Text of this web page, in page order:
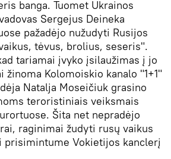
banga. Tuomet Ukrainos
Sergejus Deineka
pažadėjo nužudyti Rusijos
tėvus, brolius, seseris".
tariamai įvyko įsilaužimas į jo
Kolomoiskio kanalo "1+1"
Natalja Moseičiuk grasino
teroristiniais veiksmais
Šita net nepradėjo
raginimai žudyti rusų vaikus
prisimintume Vokietijos kanclerį